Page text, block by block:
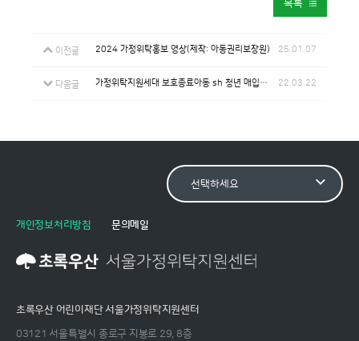
목록
이전글 2024 가정위탁홍보 영상(제작: 아동권리보장원) 25.01.07
다음글 가정위탁지원세대 보호종료아동 sh 청년 매입임대주택 입주자 모집 공고 안내 22.03.22
개인정보처리방침 문의메일
초록우산 어린이재단 서울가정위탁지원센터
03121 서울특별시 종로구 지봉로 29, 8층